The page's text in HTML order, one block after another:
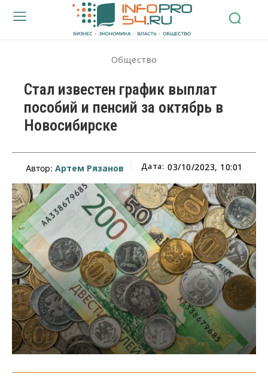
Общество
Стал известен график выплат
пособий и пенсий за октябрь в
Новосибирске
Автор: Артем Рязанов Дата: 03/10/2023, 10:01